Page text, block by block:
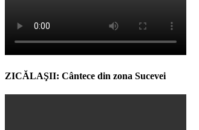
ZICĂLAŞII: Cântece din zona Sucevei